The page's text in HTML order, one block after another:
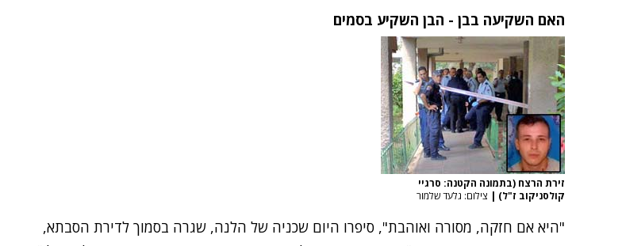
האם השקיעה בבן - הבן השקיע בסמים
זירת הרצח (בתמונה הקטנה: סרגיי
קולסניקוב ז"ל) | צילום: גלעד שלמור
"היא אם חזקה, מסורה ואוהבת", סיפרו היום שכניה של הלנה, שגרה בסמוך לדירת הסבתא,